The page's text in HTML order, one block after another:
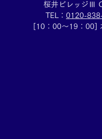
桜井ビレッジⅢ
TEL： 0120-
[10：00～19：00]